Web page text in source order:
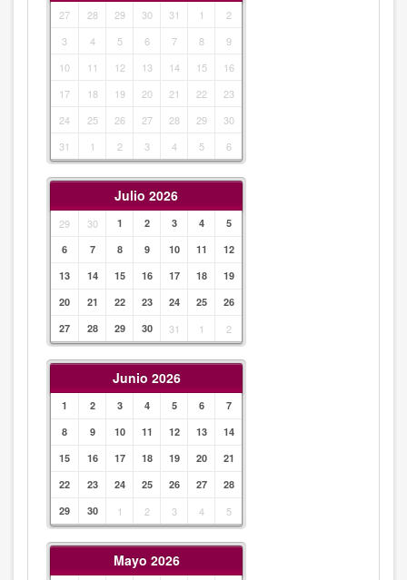
27 28 29 30 31 1
2
3
4 5 6 7 8
9
10
11 12 13 14 15
16
17
18 19 20 21 22
23
24
25 26 27 28 29
30
31
1 2 3 4 5 6
Julio 2026
29 30 1 2 3 4
5
6
7 8 9 10 11
12
13
14 15 16 17 18
19
20
21 22 23 24 25
26
27
28 29 30 31 1 2
Junio 2026
1 2 3 4 5 6
7
8
9 10 11 12 13
14
15
16 17 18 19 20
21
22
23 24 25 26 27
28
29
30 1 2 3 4 5
Mayo 2026